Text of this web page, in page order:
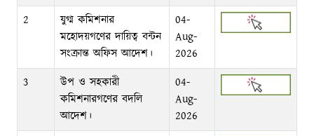
2
যুগ্ম কমিশনার
মহোদয়গণের দায়িত্ব বন্টন
সংক্রান্ত অফিস আদেশ।
04-
Aug-
2026
3
উপ ও সহকারী
কমিশনারগণের বদলি
আদেশ।
04-
Aug-
2026